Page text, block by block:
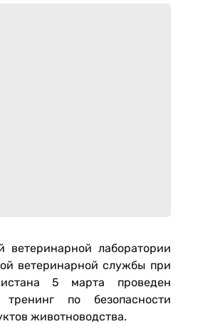
ветеринарной лаборатории
ветеринарной службы при
5 марта проведен
тренинг по безопасности
животноводства.